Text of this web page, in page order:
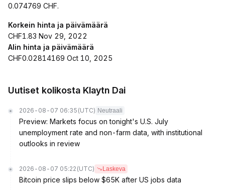
0.074769 CHF.
Korkein hinta ja päivämäärä
CHF1.83 Nov 29, 2022
Alin hinta ja päivämäärä
CHF0.02814169 Oct 10, 2025
Uutiset kolikosta Klaytn Dai
2026-08-07 06:35 (UTC) Neutraali
Preview: Markets focus on tonight's U.S. July
unemployment rate and non-farm data, with institutional
outlooks in review
2026-08-07 05:22 (UTC) Laskeva
Bitcoin price slips below $65K after US jobs data